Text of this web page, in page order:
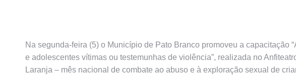
Na segunda-feira (5) o Município de Pato Branco promoveu a capacitação
e adolescentes vítimas ou testemunhas de violência”, realizada no
Laranja – mês nacional de combate ao abuso e à exploração sexual de